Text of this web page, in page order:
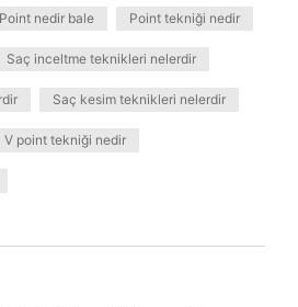
Point nedir bale Point tekniği nedir
Saç inceltme teknikleri nelerdir
Saç kesim teknikleri nelerdir
V point tekniği nedir